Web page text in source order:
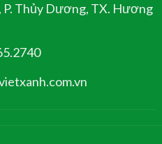
Thủy Dương, TX. Hương